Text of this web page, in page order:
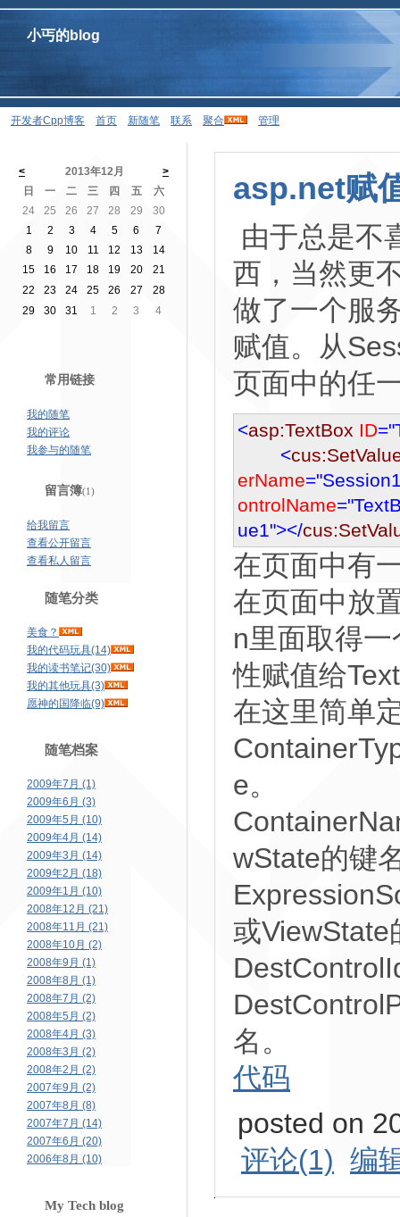
小丐的blog
开发者Cpp博客 首页 新随笔 联系 聚合 管理
< 2013年12月
>
日
一 二 三 四 五
六
24
25 26 27 28 29
30
1
2 3 4 5 6
7
8
9 10 11 12 13
14
15
16 17 18 19 20
21
22
23 24 25 26 27
28
29
30 31 1 2 3 4
常用链接
我的随笔
我的评论
我参与的随笔
留言簿(1)
给我留言
查看公开留言
查看私人留言
随笔分类
美食？
我的代码玩具(14)
我的读书笔记(30)
我的其他玩具(3)
愿神的国降临(9)
随笔档案
2009年7月 (1)
2009年6月 (3)
2009年5月 (10)
2009年4月 (14)
2009年3月 (14)
2009年2月 (18)
2009年1月 (10)
2008年12月 (21)
2008年11月 (21)
2008年10月 (2)
2008年9月 (1)
2008年8月 (1)
2008年7月 (2)
2008年5月 (2)
2008年4月 (3)
2008年3月 (2)
2008年2月 (2)
2007年9月 (2)
2007年8月 (8)
2007年7月 (14)
2007年6月 (20)
2006年8月 (10)
My Tech blog
asp.net赋
由于总是不
西，当然更
做了一个服
赋值。从
页面中的任
<asp:TextBox ID
<
erName
ontrolName
ue1"></
在页面中有
在页面中放
n里面取得
性赋值给
在这里简单
e。
wState的键
或ViewState
名。
代码
posted on
评论(1) 编